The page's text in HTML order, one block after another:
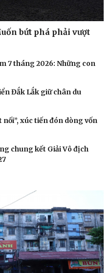
bứt phá phải vượt
7 tháng 2026: Những con
Đắk Lắk giữ chân du
nối”, xúc tiến đón dòng vốn
chung kết Giải Vô địch